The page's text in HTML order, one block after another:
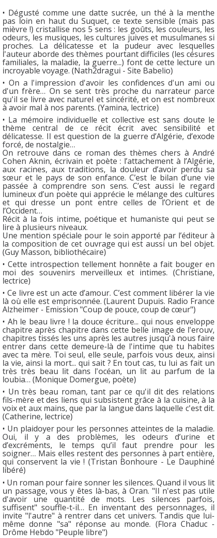
• Dégusté comme une datte sucrée, un thé à la menthe
pas loin en haut du Suquet, ce texte sensible (mais pas
mièvre !) cristallise nos 5 sens : les goûts, les couleurs, les
odeurs, les musiques, les cultures juives et musulmanes si
proches. La délicatesse et la pudeur avec lesquelles
l'auteur aborde des thèmes pourtant difficiles (les césures
familiales, la maladie, la guerre...) font de cette lecture un
incroyable voyage. (Nath2dragui - Site Babelio)
• On a l'impression d'avoir les confidences d'un ami ou
d'un frère… On se sent très proche du narrateur parce
qu'il se livre avec naturel et sincérité, et on est nombreux
à avoir mal à nos parents. (Yamina, lectrice)
• La mémoire individuelle et collective est sans doute le
thème central de ce récit écrit avec sensibilité et
délicatesse. Il est question de la guerre d’Algérie, d’exode
forcé, de nostalgie…
On retrouve dans ce roman des thèmes chers à André
Cohen Aknin, écrivain et poète : l’attachement à l’Algérie,
aux racines, aux traditions, la douleur d’avoir perdu sa
sœur et le pays de son enfance. C’est le bilan d’une vie
passée à comprendre son sens. C’est aussi le regard
lumineux d’un poète qui apprécie le mélange des cultures
et qui dresse un pont entre celles de l’Orient et de
l’Occident…
Récit à la fois intime, poétique et humaniste qui peut se
lire à plusieurs niveaux.
Une mention spéciale pour le soin apporté par l’éditeur à
la composition de cet ouvrage qui est aussi un bel objet.
(Guy Masson, bibliothécaire)
• Cette introspection tellement honnête a fait bouger en
moi des souvenirs merveilleux et intimes. (Christiane,
lectrice)
• Ce livre est un acte d’amour. C’est comment libérer la vie
là où elle est emprisonnée. (Laurent Dupuis. Radio France
Alzheimer - Emission "Coup de pouce, coup de cœur")
• Ah le beau livre ! la douce écriture... qui nous enveloppe
chapitre après chapitre dans cette belle image de l'erouv,
chapitres tissés les uns après les autres jusqu'à nous faire
entrer dans cette demeure-là de l'intime que tu habites
avec ta mère. Toi seul, elle seule, parfois vous deux, ainsi
la vie, ainsi la mort... qui sait ? En tout cas, tu lui as fait un
très très beau lit dans l'océan, un lit au parfum de la
loubia… (Monique Domergue, poète)
• Un très beau roman, tant par ce qu'il dit des relations
fils-mère et des liens qui subsistent grâce à la cuisine, à la
voix et aux mains, que par la langue dans laquelle c'est dit.
(Catherine, lectrice)
• Un plaidoyer pour les personnes atteintes de la maladie.
Oui, il y a des problèmes, les odeurs d’urine et
d’excréments, le temps qu’il faut prendre pour les
soigner… Mais elles restent des personnes à part entière,
qui conservent la vie ! (Tristan Bonhoure - Le Dauphiné
libéré)
• Un roman pour faire sonner les silences. Quand il vous lit
un passage, vous y êtes là-bas, à Oran. "Il n'est pas utile
d'avoir une quantité de mots. Les silences parfois,
suffisent" souffle-t-il… En inventant des personnages, il
invite "l'autre" à rentrer dans cet univers. Tandis que lui-
même donne "sa" réponse au monde. (Flora Chaduc -
Drôme Hebdo "Peuple libre")